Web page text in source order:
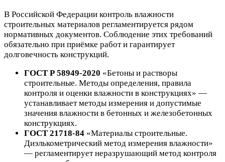
В Российской Федерации контроль влажности
строительных материалов регламентируется рядом
нормативных документов. Соблюдение этих требований
обязательно при приёмке работ и гарантирует
долговечность конструкций.
ГОСТ Р 58949-2020 «Бетоны и растворы
строительные. Методы определения, правила
контроля и оценки влажности в конструкциях» —
устанавливает методы измерения и допустимые
значения влажности в бетонных и железобетонных
конструкциях.
ГОСТ 21718-84 «Материалы строительные.
Диэлькометрический метод измерения влажности»
— регламентирует неразрушающий метод контроля